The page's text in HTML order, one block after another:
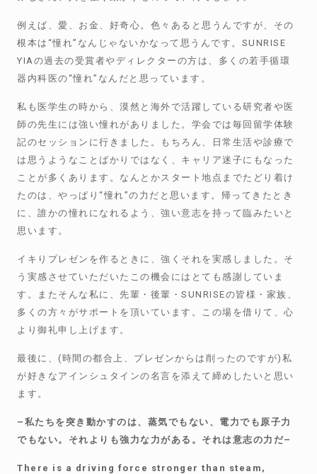
例えば、愛、お金、好奇心。色々あると思うんですが、その
根本は “憧れ” なんじゃないかなって思うんです。 SUNRISE
YIAの過去の受賞者やディレクターの方は、多くの若手循環
器内科医の“憧れ” なんだと思っています。
私も医学生の時から、漠然と海外で活躍している研究者や医
師の先生には強い憧れがありました。学会では毎回留学体験
記のセッションに行きました。もちろん、日常生活や診療で
は思うようなことばかりではなく、キャリア迷子にもなった
ことが多くあります。なんとかスタート地点までたどり着け
たのは、やっぱり“憧れ”の力だと思います。帰ってきたとき
に、誰かの憧れになれるよう、強い意志を持って臨みたいと
思います。
イキりプレゼンを作るときに、強くそれを実感しました。そ
う実感させていただいたこの機会にはとても感謝していま
す。またそんな私に、先輩・後輩・SUNRISEの皆様・家族、
多くの方々がサポートを頂いています。この場を借りて、心
より御礼申し上げます。
最後に、( 時間の都合上、プレゼンからは削ったのですが) 私
が好きなアインシュタインの名言を添えて締めしたいと思い
ます。
– 私たちを突き動かすのは、蒸気でもない、電力でも原子力
でもない。それよりも強力な力がある。それは意志の力だ–
There is a driving force stronger than steam,